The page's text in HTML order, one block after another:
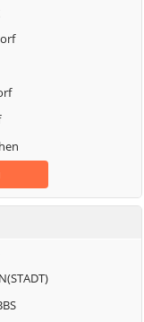
an